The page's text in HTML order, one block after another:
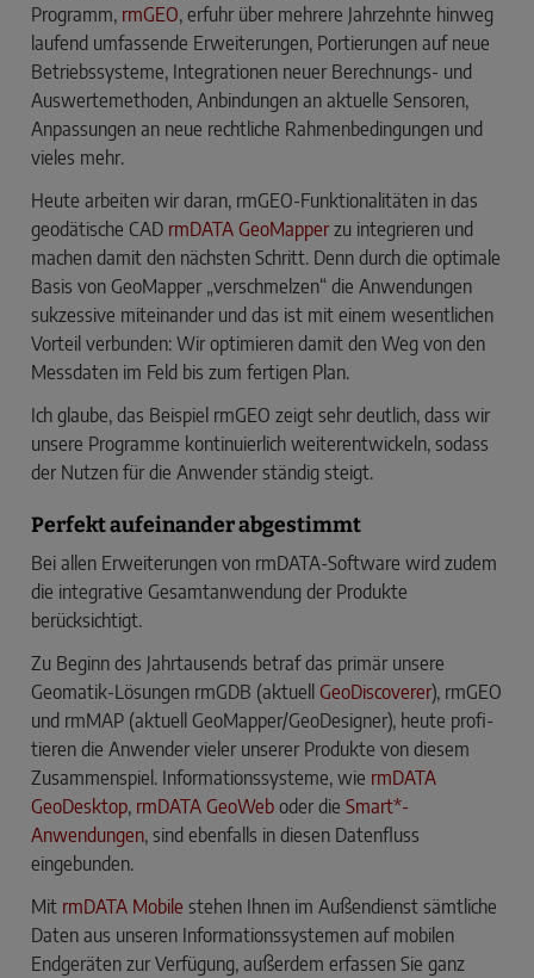
Programm, rmGEO, erfuhr über mehrere Jahrzehnte hinweg
laufend umfassende Erweiterungen, Portierungen auf neue
Betriebssysteme, Integrationen neuer Berechnungs- und
Auswertemethoden, Anbindungen an aktuelle Sensoren,
Anpassungen an neue rechtliche Rahmenbedingungen und
vieles mehr.
Heute arbeiten wir daran, rmGEO-Funktionalitäten in das
geodätische CAD rmDATA GeoMapperzu integrieren und
machen damit den nächsten Schritt. Denn durch die optimale
Basis von GeoMapper „verschmelzen“ die Anwendungen
suk­zessive miteinander und das ist mit einem wesentlichen
Vorteil verbunden: Wir optimieren damit den Weg von den
Messda­ten im Feld bis zum fertigen Plan.
Ich glaube, das Beispiel rmGEO zeigt sehr deutlich, dass wir
unsere Programme kontinuierlich weiterentwickeln, sodass
der Nutzen für die Anwender ständig steigt.
Perfekt aufeinander abgestimmt
Bei allen Erweiterungen von rmDATA-Software wird zudem
die integrative Gesamtanwendung der Produkte
berücksichtigt.
Zu Beginn des Jahrtausends betraf das primär unsere
Geomatik-Lösungen rmGDB (aktuellGeoDiscoverer), ­rmGEO
und rmMAP (aktuell GeoMapper/GeoDesigner), heute profi­
tieren die Anwender vieler unserer Produkte von diesem
Zusammenspiel. Informationssysteme, wie rmDATA
GeoDesktop, rmDATA GeoWeb oder dieSmart*-
Anwendungen, sind ebenfalls in diesen Datenfluss
eingebunden.
Mit rmDATA Mobile stehen Ihnen im Außendienst sämt­liche
Daten aus unseren Informationssystemen auf mobilen
Endgeräten zur Verfügung, außerdem erfassen Sie ganz